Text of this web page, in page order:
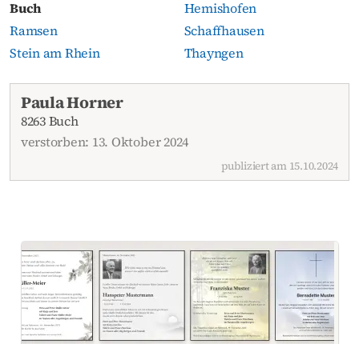
Buch
Hemishofen
Ramsen
Schaffhausen
Stein am Rhein
Thayngen
Aktuelle Todesanzeigen
Paula Horner
8263 Buch
verstorben: 13. Oktober 2024
publiziert am 15.10.2024